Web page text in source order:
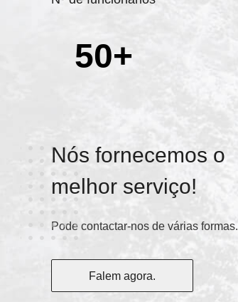
50+
Nós fornecemos o
melhor serviço!
Pode contactar-nos de várias formas.
Falem agora.